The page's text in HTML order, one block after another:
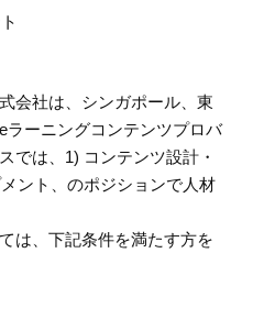
会社は、シンガポール、東
ラーニングコンテンツプロバ
では、1) コンテンツ設計・
ント、のポジションで人材
は、下記条件を満たす方を